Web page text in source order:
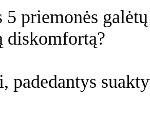
priemonės
diskomfortą?
padedantys